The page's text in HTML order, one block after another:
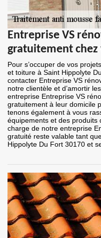
Entreprise VS
gratuitement chez
Pour s’occuper de vos
et toiture à Saint Hippolyte
contacter Entreprise VS
notre clientèle et d’amortir
entreprise Entreprise VS
gratuitement à leur domicile
tenons également à vous
équipements et des produits
charge de notre entreprise
gratuité reste valable tant
Hippolyte Du Fort 30170 et